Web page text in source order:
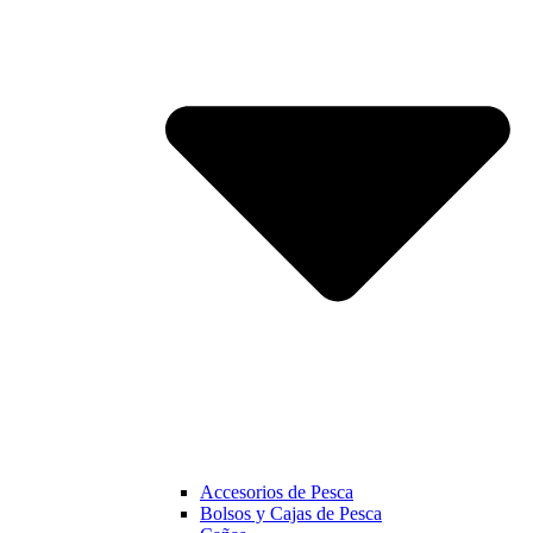
Accesorios de Pesca
Bolsos y Cajas de Pesca